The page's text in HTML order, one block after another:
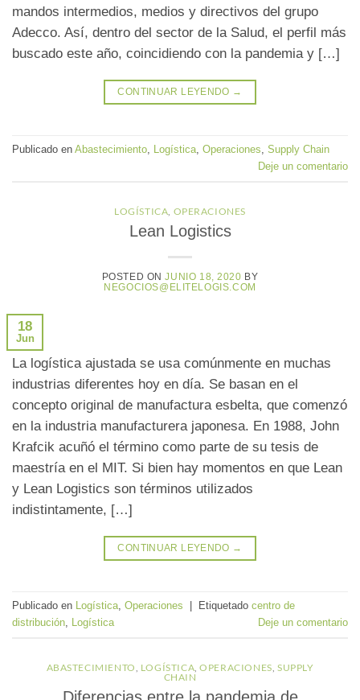
mandos intermedios, medios y directivos del grupo
Adecco. Así, dentro del sector de la Salud, el perfil más
buscado este año, coincidiendo con la pandemia y […]
CONTINUAR LEYENDO →
Publicado en Abastecimiento, Logística, Operaciones, Supply Chain
Deje un comentario
LOGÍSTICA OPERACIONES
Lean Logistics
POSTED ONJUNIO 18, 2020 BY
NEGOCIOS@ELITELOGIS.COM
18
Jun
La logística ajustada se usa comúnmente en muchas
industrias diferentes hoy en día. Se basan en el
concepto original de manufactura esbelta, que comenzó
en la industria manufacturera japonesa. En 1988, John
Krafcik acuñó el término como parte de su tesis de
maestría en el MIT. Si bien hay momentos en que Lean
y Lean Logistics son términos utilizados
indistintamente, […]
CONTINUAR LEYENDO →
Publicado en Logística, Operaciones Etiquetado centro de
distribución, Logística Deje un comentario
ABASTECIMIENTO LOGÍSTICA ,OPERACIONES SUPPLY
CHAIN